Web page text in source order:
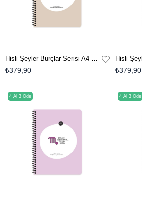
Hisli Şeyler Burçlar Serisi A4 Çizgili Stickerli Defter - Kötümser Demeyelim De Gerçekçi Diyelim
₺379,90 ₺379,90
4 Al 3 Öde 4 Al 3 Öde